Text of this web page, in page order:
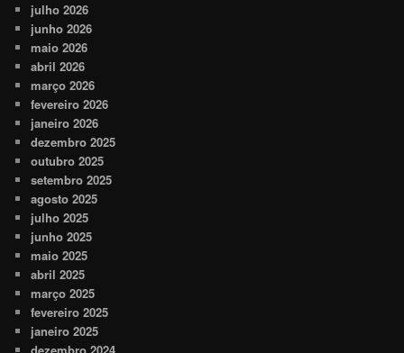
julho 2026
junho 2026
maio 2026
abril 2026
março 2026
fevereiro 2026
janeiro 2026
dezembro 2025
outubro 2025
setembro 2025
agosto 2025
julho 2025
junho 2025
maio 2025
abril 2025
março 2025
fevereiro 2025
janeiro 2025